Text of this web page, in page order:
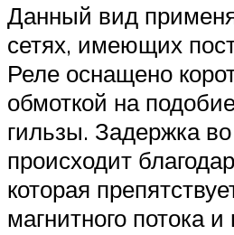
Данный вид
сетях, имеющих
Реле оснащено
обмоткой на
гильзы. Задержка
происходит
которая
магнитного потока